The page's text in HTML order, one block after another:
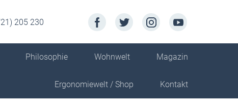
205 230
Philosophie Wohnwelt Magazin
Ergonomiewelt / Shop Kontakt